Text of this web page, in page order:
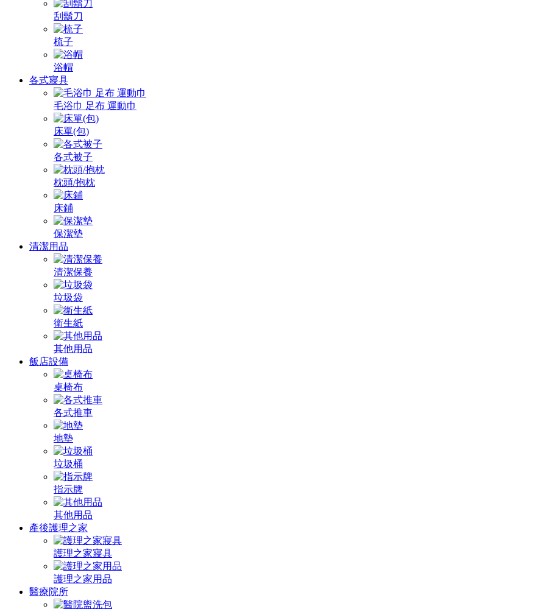
刮鬍刀
梳子
浴帽
各式寢具
毛浴巾 足布 運動巾
床單(包)
各式被子
枕頭/抱枕
床鋪
保潔墊
清潔用品
清潔保養
垃圾袋
衛生紙
其他用品
飯店設備
桌椅布
各式推車
地墊
垃圾桶
指示牌
其他用品
產後護理之家
護理之家寢具
護理之家用品
醫療院所